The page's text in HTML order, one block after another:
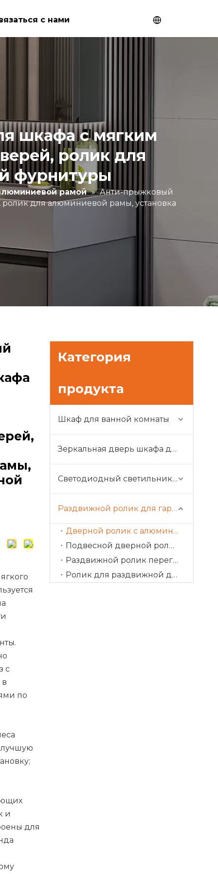
с нами
шкафа с мягким
ролик для
фурнитуры
рамой » Анти-прыжковый
для алюминиевой рамы, установка
с
по
и
для
Категория
продукта
Шкаф для ванной комнаты
Зеркальная дверь шкафа для ванной комнаты
Светодиодный светильник для шкафа
Раздвижной ролик для гардероба
Дверной ролик с алюминиевой рамой
Подвесной дверной ролик
Раздвижной ролик перегородки
Ролик для раздвижной двери